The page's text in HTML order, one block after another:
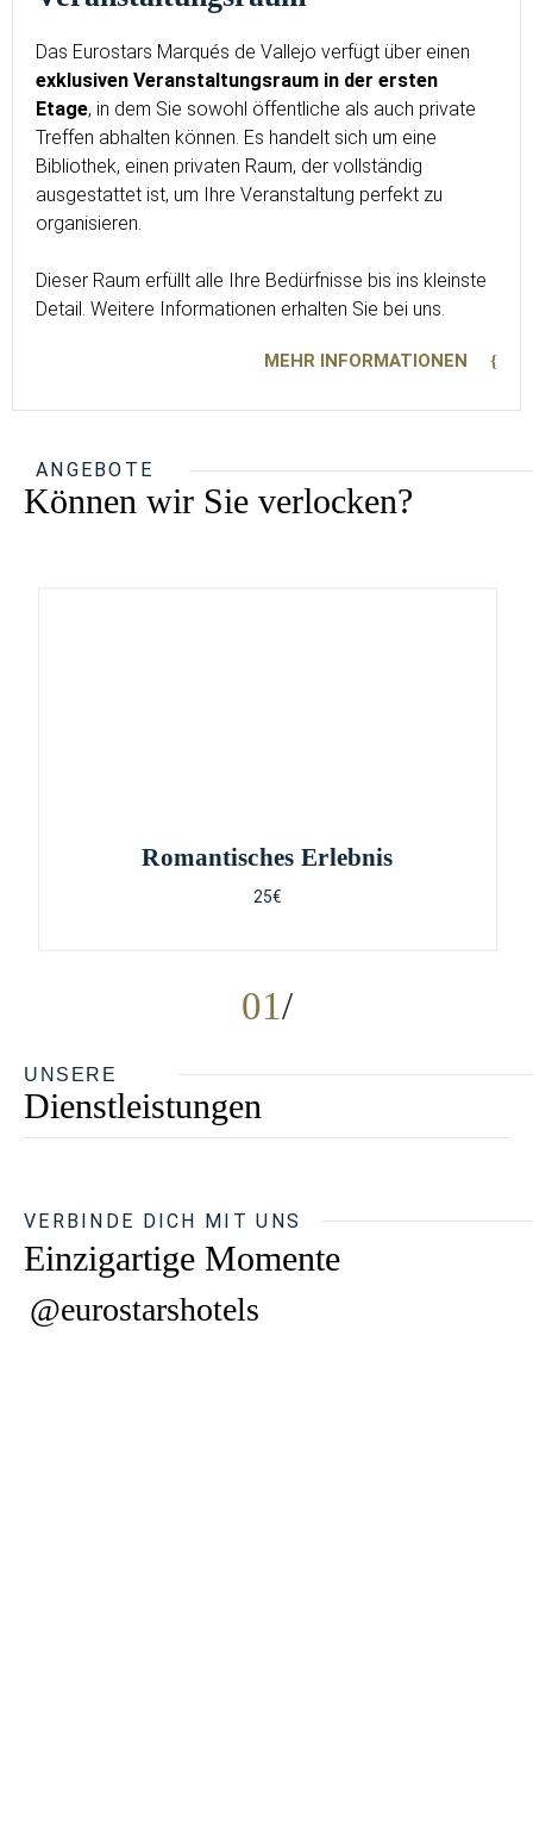
Das Eurostars Marqués de Vallejo verfügt über einen
exklusiven Veranstaltungsraum in der ersten
Etage, in dem Sie sowohl öffentliche als auch private
Treffen abhalten können. Es handelt sich um eine
Bibliothek, einen privaten Raum, der vollständig
ausgestattet ist, um Ihre Veranstaltung perfekt zu
organisieren.
Dieser Raum erfüllt alle Ihre Bedürfnisse bis ins kleinste
Detail. Weitere Informationen erhalten Sie bei uns.
MEHR INFORMATIONEN
ANGEBOTE
Können wir Sie verlocken?
01
Romantisches Erlebnis
25€
UNSERE
Dienstleistungen
VERBINDE DICH MIT UNS
Einzigartige Momente
@eurostarshotels